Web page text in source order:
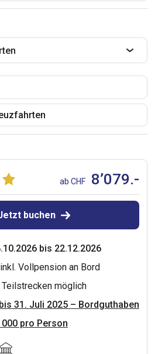
ab CHF 8’079.-
buchen
bis 22.12.2026
Vollpension an Bord
möglich
31. Juli 2025 – Bordguthaben
pro Person